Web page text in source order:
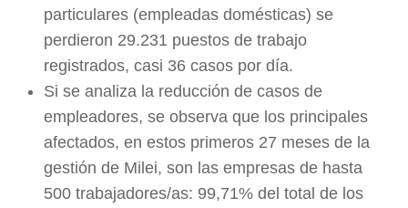
particulares (empleadas domésticas) se
perdieron 29.231 puestos de trabajo
registrados, casi 36 casos por día.
Si se analiza la reducción de casos de
empleadores, se observa que los principales
afectados, en estos primeros 27 meses de la
gestión de Milei, son las empresas de hasta
500 trabajadores/as: 99,71% del total de los